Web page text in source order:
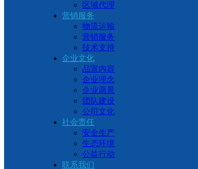
区域代理
营销服务
物流运输
营销服务
技术支持
企业文化
品宣内容
企业理念
企业愿景
团队建设
公司文化
社会责任
安全生产
生态环境
公益行动
联系我们